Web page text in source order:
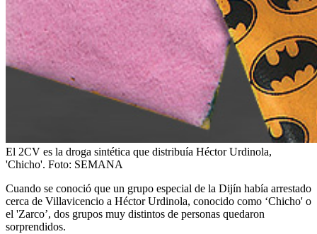
El 2CV es la droga sintética que distribuía Héctor Urdinola,
'Chicho'. Foto: SEMANA
Cuando se conoció que un grupo especial de la Dijín había arrestado
cerca de Villavicencio a Héctor Urdinola, conocido como ‘Chicho' o
el 'Zarco’, dos grupos muy distintos de personas quedaron
sorprendidos.